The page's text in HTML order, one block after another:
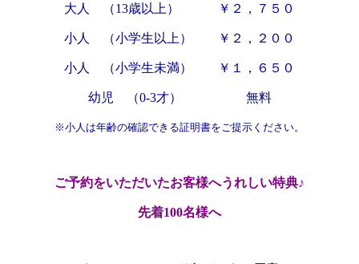
大人 （13歳以上） ￥２，７５ ０
小人 （小学生以上） ￥２，２００
小人 （小学生未満） ￥１，６５０
幼児 （0-3才） 無料
※小人は年齢の確認できる証明書をご提示ください。
ご予約をいただいたお客様へうれしい特典♪
先着100名様へ